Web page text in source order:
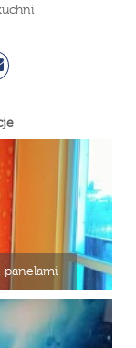
panelami